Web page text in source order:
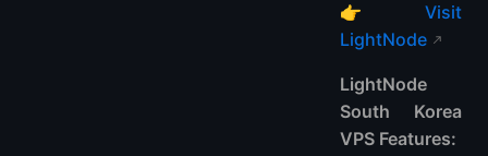
👉 Visit
LightNode
LightNode
South Korea
VPS Features: